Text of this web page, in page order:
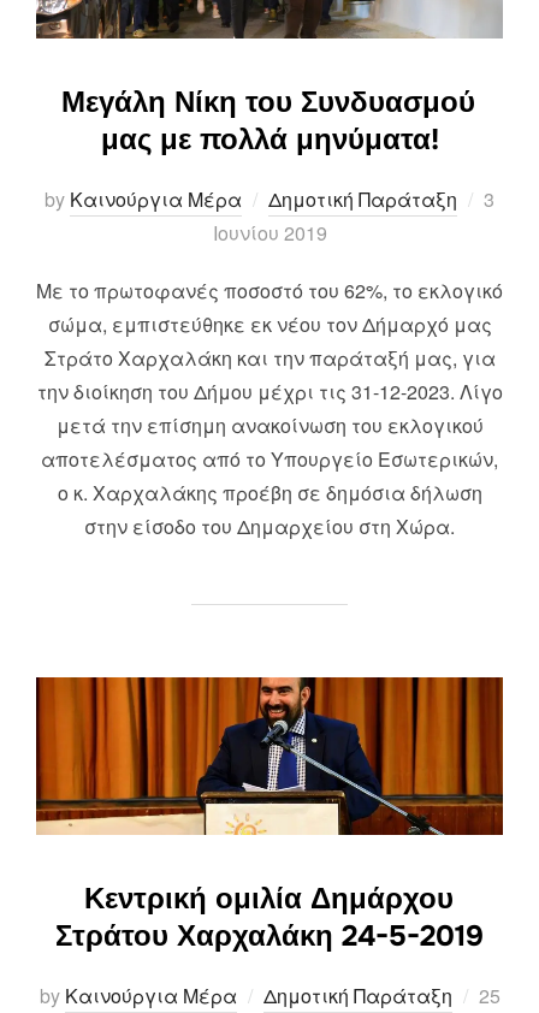
Μεγάλη Νίκη του Συνδυασμού
μας με πολλά μηνύματα!
by Καινούργια Μέρα Δημοτική Παράταξη
3
Ιουνίου 2019
Με το πρωτοφανές ποσοστό του 62%, το εκλογικό
σώμα, εμπιστεύθηκε εκ νέου τον Δήμαρχό μας
Στράτο Χαρχαλάκη και την παράταξή μας, για
την διοίκηση του Δήμου μέχρι τις 31-12-2023. Λίγο
μετά την επίσημη ανακοίνωση του εκλογικού
αποτελέσματος από το Υπουργείο Εσωτερικών,
ο κ. Χαρχαλάκης προέβη σε δημόσια δήλωση
στην είσοδο του Δημαρχείου στη Χώρα.
Κεντρική ομιλία Δημάρχου
Στράτου Χαρχαλάκη 24-5-2019
by Καινούργια Μέρα Δημοτική Παράταξη
Posted
25